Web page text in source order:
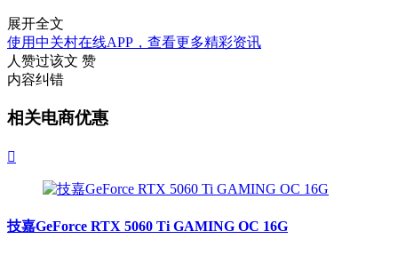
展开全文
使用中关村在线APP，查看更多精彩资讯
人赞过该文 赞
内容纠错
相关电商优惠

技嘉GeForce RTX 5060 Ti GAMING OC 16G